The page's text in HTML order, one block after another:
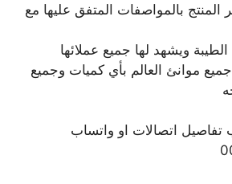
المنتج بالمواصفات المتفق عليها مع
ويشهد لها جميع عملائها
موانئ العالم بأي كميات وجميع
تفاصيل اتصالات او واتساب